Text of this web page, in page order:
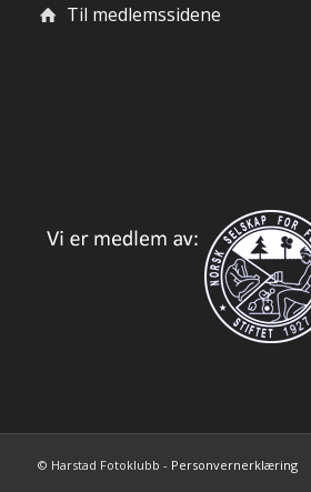
Til medlemssidene
© Harstad Fotoklubb - Personvernerklæring